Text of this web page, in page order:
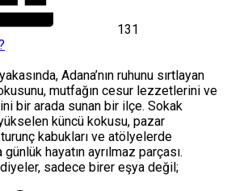
131
Adana’nın ruhunu sırtlayan
mutfağın cesur lezzetlerini ve
bir arada sunan bir ilçe. Sokak
küncü kokusu, pazar
kabukları ve atölyelerde
günlük hayatın ayrılmaz parçası.
sadece birer eşya değil;